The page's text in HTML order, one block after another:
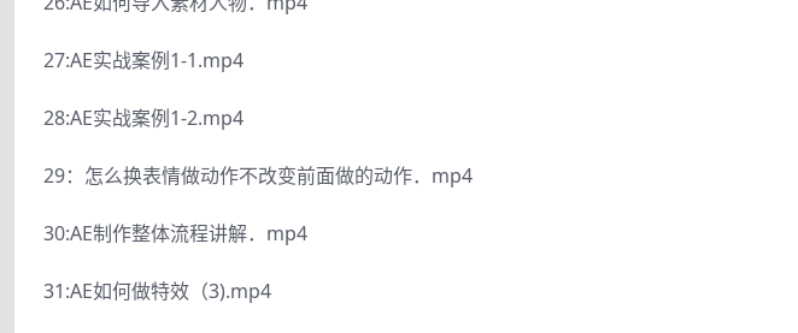
27:AE实战案例1-1.mp4
28:AE实战案例1-2.mp4
29：怎么换表情做动作不改变前面做的动作．mp4
30:AE制作整体流程讲解．mp4
31:AE如何做特效（3).mp4